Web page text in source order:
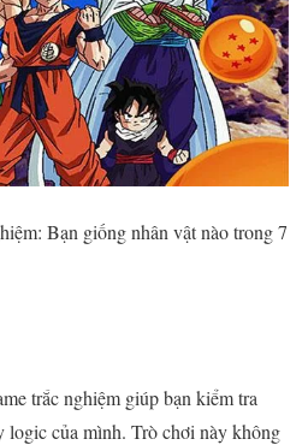
Bạn giống nhân vật nào trong 7
trắc nghiệm giúp bạn kiểm tra
logic của mình. Trò chơi này không